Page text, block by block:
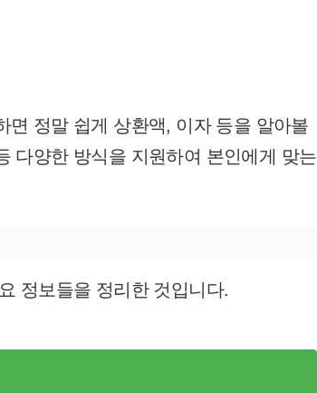
면 정말 쉽게 상환액, 이자 등을 알아볼
다양한 방식을 지원하여 본인에게 맞는
정보들을 정리한 것입니다.